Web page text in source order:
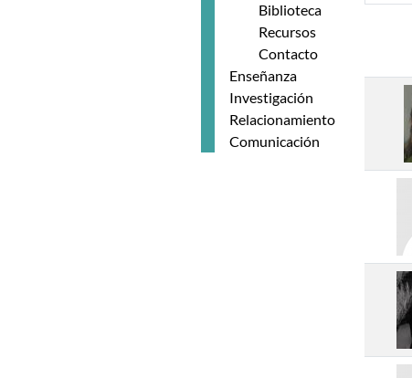
Biblioteca
Recursos
Contacto
Enseñanza
Investigación
Relacionamiento
Comunicación